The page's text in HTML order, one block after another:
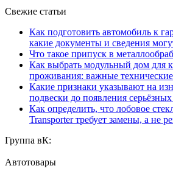
Свежие статьи
Как подготовить автомобиль к
какие документы и сведения
Что такое припуск в
Как выбрать модульный дом для
проживания: важные
Какие признаки указывают на
подвески до появления
Как определить, что лобовое
Transporter требует замены, а не
Группа вК:
Автотовары